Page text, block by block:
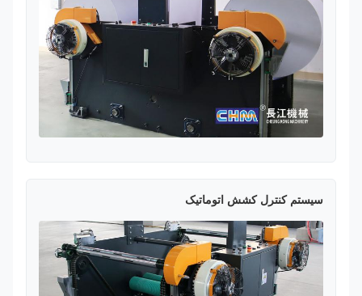
سیستم کنترل کشش اتوماتیک